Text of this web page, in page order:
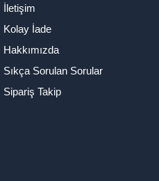
İletişim
Kolay İade
Hakkımızda
Sıkça Sorulan Sorular
Sipariş Takip